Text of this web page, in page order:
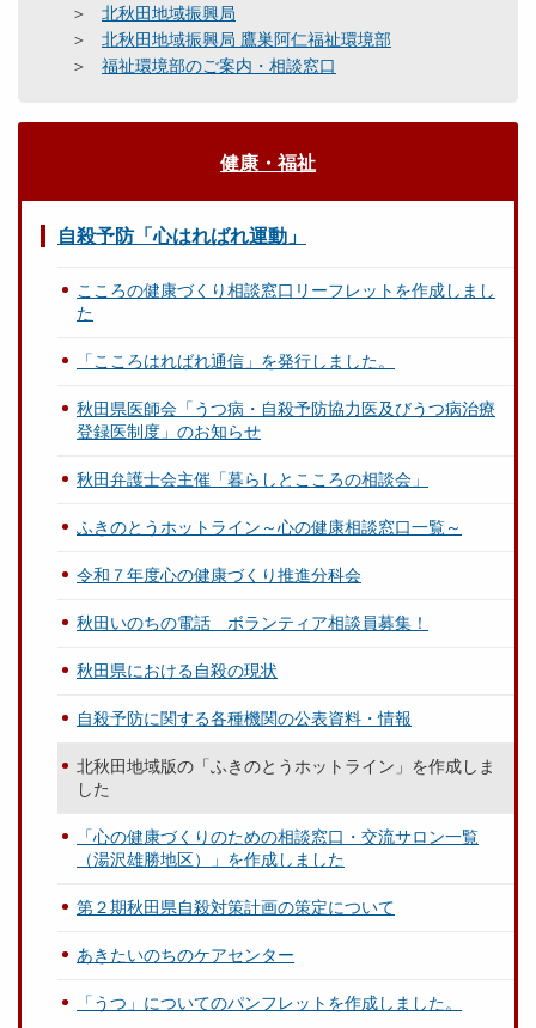
北秋田地域振興局
北秋田地域振興局 鷹巣阿仁福祉環境部
福祉環境部のご案内・相談窓口
健康・福祉
自殺予防「心はればれ運動」
こころの健康づくり相談窓口リーフレットを作成しまし
た
「こころはればれ通信」を発行しました。
秋田県医師会「うつ病・自殺予防協力医及びうつ病治療
登録医制度」のお知らせ
秋田弁護士会主催「暮らしとこころの相談会」
ふきのとうホットライン～心の健康相談窓口一覧～
令和７年度心の健康づくり推進分科会
秋田いのちの電話 ボランティア相談員募集！
秋田県における自殺の現状
自殺予防に関する各種機関の公表資料・情報
北秋田地域版の「ふきのとうホットライン」を作成しま
した
「心の健康づくりのための相談窓口・交流サロン一覧
（湯沢雄勝地区）」を作成しました
第２期秋田県自殺対策計画の策定について
あきたいのちのケアセンター
「うつ」についてのパンフレットを作成しました。